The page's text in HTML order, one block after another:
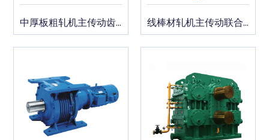
中厚板粗轧机主传动齿轮箱 线棒材轧机主传动联合齿轮箱